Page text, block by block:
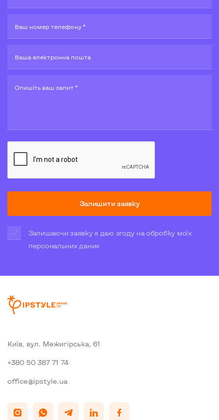
Ваш номер телефону *
Ваша електронна пошта
Опишiть ваш запит *
Залишити заявку
Залишаючи заявку я даю згоду на обробку моїх
персональних даних
Київ, вул. Межигiрська, 61
+380 50 387 71 74
office@ipstyle.ua